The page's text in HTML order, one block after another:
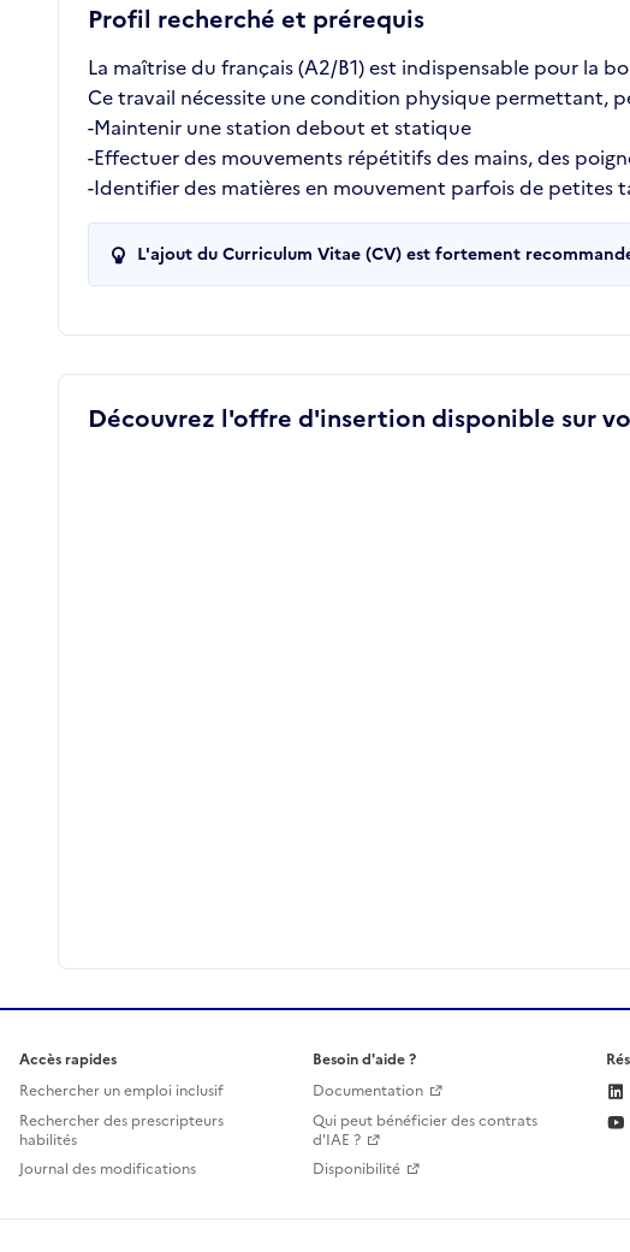
Profil recherché et prérequis
La maîtrise du français (A2/B1) est indispensable pour la
Ce travail nécessite une condition physique permettant,
-Maintenir une station debout et statique
-Effectuer des mouvements répétitifs des mains, des
-Identifier des matières en mouvement parfois de petites
L'ajout du Curriculum Vitae (CV) est fortement
Découvrez l'offre d'insertion disponible sur
Accès rapides
Rechercher un emploi inclusif
Rechercher des prescripteurs
habilités
Journal des modifications
Besoin d'aide ?
Documentation
Qui peut bénéficier des contrats
d'IAE ?
Disponibilité